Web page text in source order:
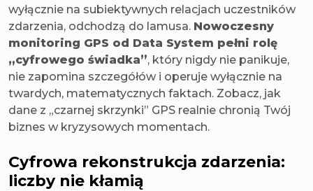
wyłącznie na subiektywnych relacjach uczestników
zdarzenia, odchodzą do lamusa. Nowoczesny
monitoring GPS od Data System pełni rolę
„cyfrowego świadka”, który nigdy nie panikuje,
nie zapomina szczegółów i operuje wyłącznie na
twardych, matematycznych faktach. Zobacz, jak
dane z „czarnej skrzynki” GPS realnie chronią Twój
biznes w kryzysowych momentach.
Cyfrowa rekonstrukcja zdarzenia:
liczby nie kłamią